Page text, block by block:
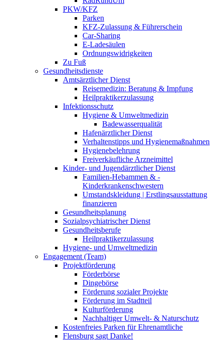
PKW/KFZ
Parken
KFZ-Zulassung & Führerschein
Car-Sharing
E-Ladesäulen
Ordnungswidrigkeiten
Zu Fuß
Gesundheitsdienste
Amtsärztlicher Dienst
Reisemedizin: Beratung & Impfung
Heilpraktikerzulassung
Infektionsschutz
Hygiene & Umweltmedizin
Badewasserqualität
Hafenärztlicher Dienst
Verhaltenstipps und Hygienemaßnahmen
Hygienebelehrung
Freiverkäufliche Arzneimittel
Kinder- und Jugendärztlicher Dienst
Familien-Hebammen & -
Kinderkrankenschwestern
Umstandskleidung | Erstlingsausstattung
finanzieren
Gesundheitsplanung
Sozialpsychiatrischer Dienst
Gesundheitsberufe
Heilpraktikerzulassung
Hygiene- und Umweltmedizin
Engagement (Team)
Projektförderung
Förderbörse
Dingebörse
Förderung sozialer Projekte
Förderung im Stadtteil
Kulturförderung
Nachhaltiger Umwelt- & Naturschutz
Kostenfreies Parken für Ehrenamtliche
Flensburg sagt Danke!